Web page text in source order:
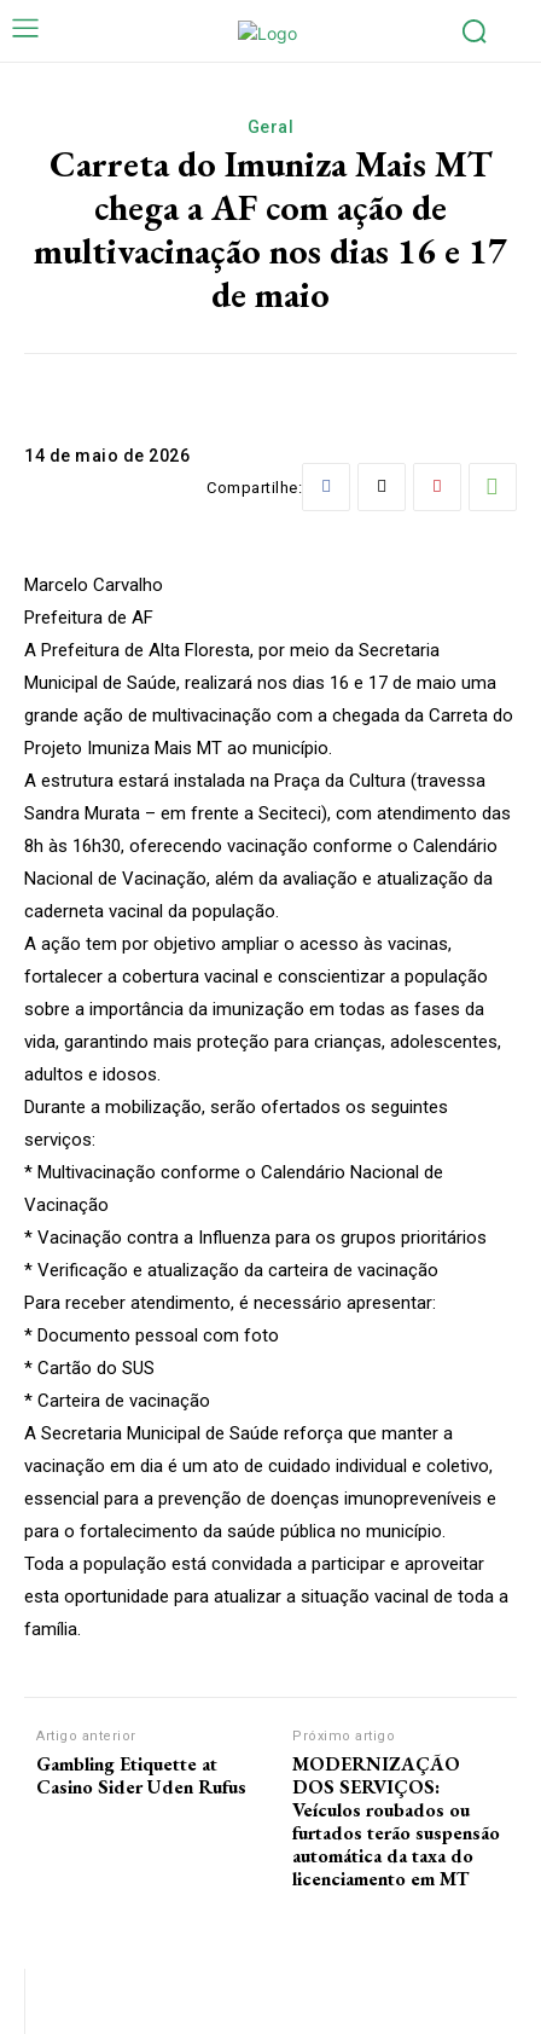
Geral
Carreta do Imuniza Mais MT
chega a AF com ação de
multivacinação nos dias 16 e 17
de maio
14 de maio de 2026
Compartilhe:
Marcelo Carvalho
Prefeitura de AF
A Prefeitura de Alta Floresta, por meio da Secretaria
Municipal de Saúde, realizará nos dias 16 e 17 de maio uma
grande ação de multivacinação com a chegada da Carreta do
Projeto Imuniza Mais MT ao município.
A estrutura estará instalada na Praça da Cultura (travessa
Sandra Murata – em frente a Seciteci), com atendimento das
8h às 16h30, oferecendo vacinação conforme o Calendário
Nacional de Vacinação, além da avaliação e atualização da
caderneta vacinal da população.
A ação tem por objetivo ampliar o acesso às vacinas,
fortalecer a cobertura vacinal e conscientizar a população
sobre a importância da imunização em todas as fases da
vida, garantindo mais proteção para crianças, adolescentes,
adultos e idosos.
Durante a mobilização, serão ofertados os seguintes
serviços:
* Multivacinação conforme o Calendário Nacional de
Vacinação
* Vacinação contra a Influenza para os grupos prioritários
* Verificação e atualização da carteira de vacinação
Para receber atendimento, é necessário apresentar:
* Documento pessoal com foto
* Cartão do SUS
* Carteira de vacinação
A Secretaria Municipal de Saúde reforça que manter a
vacinação em dia é um ato de cuidado individual e coletivo,
essencial para a prevenção de doenças imunopreveníveis e
para o fortalecimento da saúde pública no município.
Toda a população está convidada a participar e aproveitar
esta oportunidade para atualizar a situação vacinal de toda a
família.
Artigo anterior
Gambling Etiquette at
Casino Sider Uden Rufus
Próximo artigo
MODERNIZAÇÃO
DOS SERVIÇOS:
Veículos roubados ou
furtados terão suspensão
automática da taxa do
licenciamento em MT